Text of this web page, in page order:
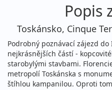
Popis
Toskánsko, Cinque
Podrobný poznávací zájezd
nejkrásnějších částí -
starobylými stavbami.
metropolí Toskánska s
štíhlou kampanilou. Oproti